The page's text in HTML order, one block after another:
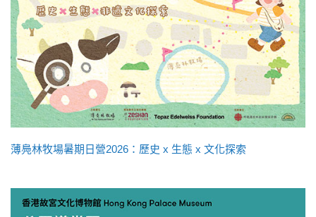
薄鳧林牧場暑期日營2026：歷史 x 生態 x 文化探索